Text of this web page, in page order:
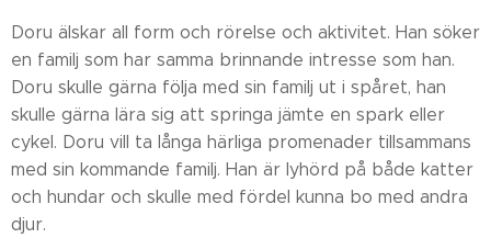
Doru älskar all form och rörelse och aktivitet. Han söker
en familj som har samma brinnande intresse som han.
Doru skulle gärna följa med sin familj ut i spåret, han
skulle gärna lära sig att springa jämte en spark eller
cykel. Doru vill ta långa härliga promenader tillsammans
med sin kommande familj. Han är lyhörd på både katter
och hundar och skulle med fördel kunna bo med andra
djur.